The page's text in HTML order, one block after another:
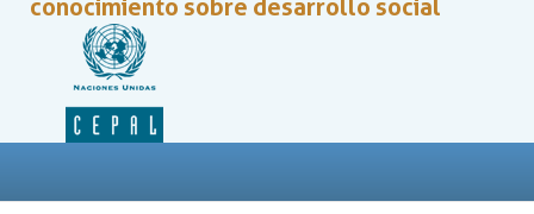
conocimiento sobre desarrollo social